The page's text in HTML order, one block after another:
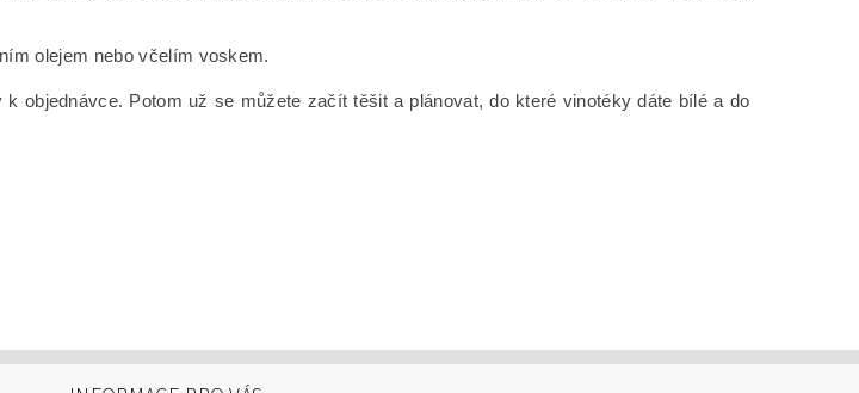
olejem nebo včelím voskem.
objednávce. Potom už se můžete začít těšit a plánovat, do které vinotéky dáte bílé a do